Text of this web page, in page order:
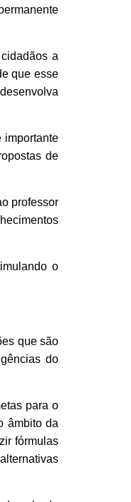
a
que esse
importante
de
professor
o
que são
do
para o
âmbito da
fórmulas